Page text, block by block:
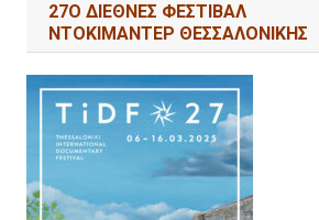
27Ο ΔΙΕΘΝΕΣ ΦΕΣΤΙΒΑΛ
ΝΤΟΚΙΜΑΝΤΕΡ ΘΕΣΣΑΛΟΝΙΚΗΣ